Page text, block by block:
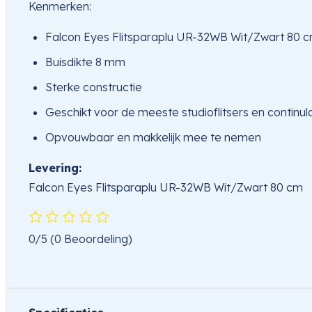
Kenmerken:
Falcon Eyes Flitsparaplu UR-32WB Wit/Zwart 80
Buisdikte 8 mm
Sterke constructie
Geschikt voor de meeste studioflitsers en
Opvouwbaar en makkelijk mee te nemen
Levering:
Falcon Eyes Flitsparaplu UR-32WB Wit/Zwart 80 cm
0/5 (0 Beoordeling)